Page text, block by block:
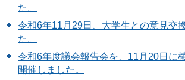
た。
令和6年11月29日、大学生との意見交
た。
令和6年度議会報告会を、11月20日に
開催しました。